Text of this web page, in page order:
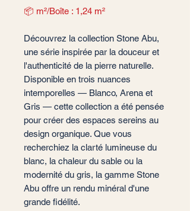
📦 m²/Boîte : 1,24 m²
Découvrez la collection Stone Abu,
une série inspirée par la douceur et
l'authenticité de la pierre naturelle.
Disponible en trois nuances
intemporelles — Blanco, Arena et
Gris — cette collection a été pensée
pour créer des espaces sereins au
design organique. Que vous
recherchiez la clarté lumineuse du
blanc, la chaleur du sable ou la
modernité du gris, la gamme Stone
Abu offre un rendu minéral d'une
grande fidélité.